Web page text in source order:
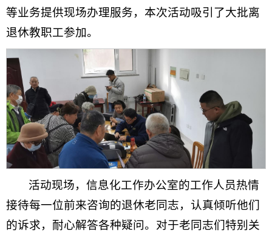
等业务提供现场办理服务，本次活动吸引了大批离
退休教职工参加。
活动现场，信息化工作办公室的工作人员热情
接待每一位前来咨询的退休老同志，认真倾听他们
的诉求，耐心解答各种疑问。对于老同志们特别关